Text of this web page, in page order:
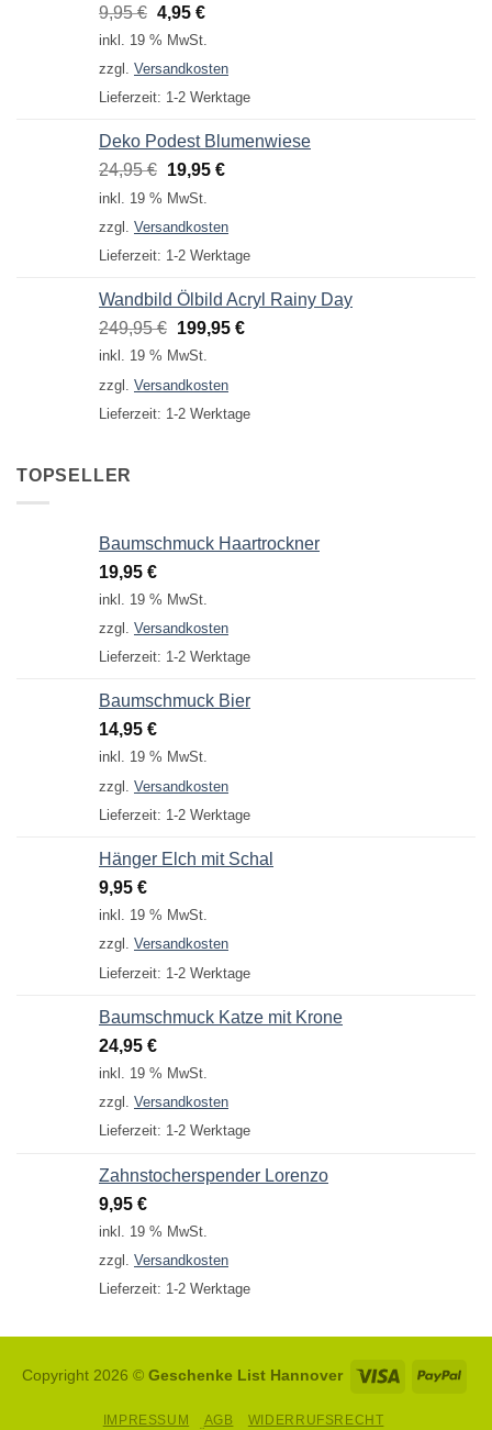
9,95€ Ursprünglicher
Preis
9,95 €
4,95 €Aktueller
4,95 €.
inkl. 19 % MwSt.
zzgl. Versandkosten
Lieferzeit: 1-2 Werktage
Deko Podest Blumenwiese
24,95€ Ursprünglicher
Preis
24,95 €
19,95 €Aktueller
19,95 €.
inkl. 19 % MwSt.
zzgl. Versandkosten
Lieferzeit: 1-2 Werktage
Wandbild Ölbild Acryl Rainy Day
249,95€ Ursprünglicher
Preis
249,95 €
199,95 €Aktueller
inkl. 19 % MwSt.
zzgl. Versandkosten
Lieferzeit: 1-2 Werktage
TOPSELLER
Baumschmuck Haartrockner
19,95 €
inkl. 19 % MwSt.
zzgl. Versandkosten
Lieferzeit: 1-2 Werktage
Baumschmuck Bier
14,95 €
inkl. 19 % MwSt.
zzgl. Versandkosten
Lieferzeit: 1-2 Werktage
Hänger Elch mit Schal
9,95 €
inkl. 19 % MwSt.
zzgl. Versandkosten
Lieferzeit: 1-2 Werktage
Baumschmuck Katze mit Krone
24,95 €
inkl. 19 % MwSt.
zzgl. Versandkosten
Lieferzeit: 1-2 Werktage
Zahnstocherspender Lorenzo
9,95 €
inkl. 19 % MwSt.
zzgl. Versandkosten
Lieferzeit: 1-2 Werktage
Copyright 2026 © Geschenke List Hannover Visa
IMPRESSUM AGB
WIDERRUFSRECHT